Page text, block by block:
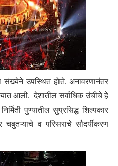
संख्येने उपस्थित होते. अनावरणानंतर
आली. देशातील सर्वाधिक उंचीचे हे
पुण्यातील सुप्रसिद्ध शिल्पकार
व परिसराचे सौदर्यींकरण